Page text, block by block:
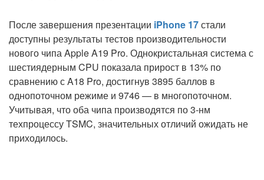
После завершения презентации iPhone 17стали
доступны результаты тестов производительности
нового чипа Apple A19 Pro. Однокристальная система с
шестиядерным CPU показала прирост в 13% по
сравнению с A18 Pro, достигнув 3895 баллов в
однопоточном режиме и 9746 — в многопоточном.
Учитывая, что оба чипа производятся по 3-нм
техпроцессу TSMC, значительных отличий ожидать не
приходилось.